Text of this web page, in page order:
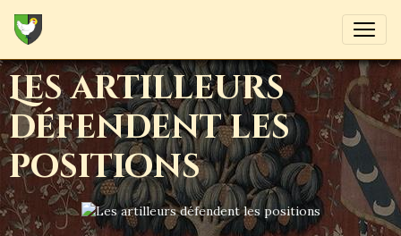
Les artilleurs
défendent les
positions